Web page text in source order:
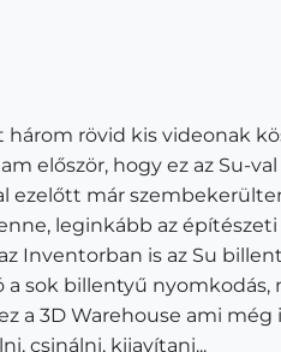
három rövid kis videonak
először, hogy ez az Su-
ezelőtt már
leginkább az
Inventorban is az Su
a sok billentyű
a 3D Warehouse ami még
csinálni, kijavítani...